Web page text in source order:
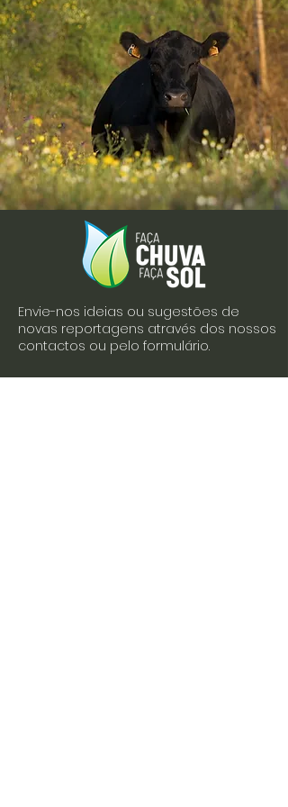
Envie-nos ideias ou sugestões de
novas reportagens através dos nossos
contactos ou pelo formulário.